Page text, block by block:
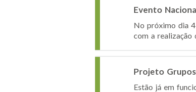
Evento
No próximo dia
com a realização
Projeto
Estão já em